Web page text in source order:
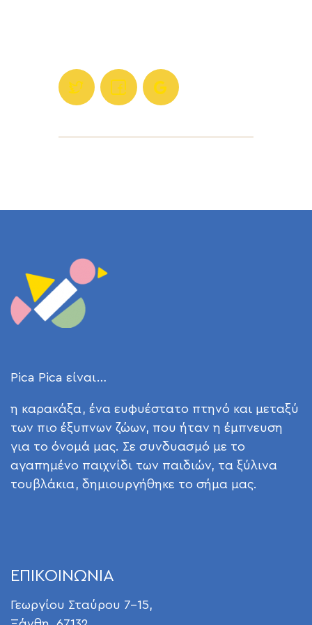
Pica Pica είναι…
η καρακάξα, ένα ευφυέστατο πτηνό και μεταξύ
των πιο έξυπνων ζώων, που ήταν η έμπνευση
για το όνομά μας. Σε συνδυασμό με το
αγαπημένο παιχνίδι των παιδιών, τα ξύλινα
τουβλάκια, δημιουργήθηκε το σήμα μας.
ΕΠΙΚΟΙΝΩΝΙΑ
Γεωργίου Σταύρου 7-15,